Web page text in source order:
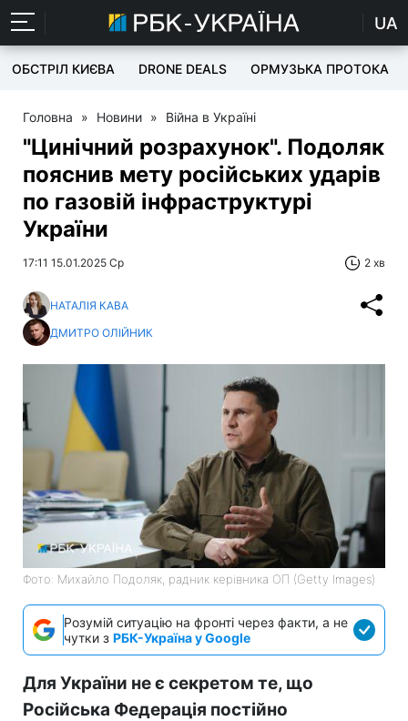
UA
ОБСТРІЛ КИЄВА DRONE DEALS ОРМУЗЬКА ПРОТОКА
Головна » Новини » Війна в Україні
"Цинічний розрахунок". Подоляк
пояснив мету російських ударів
по газовій інфраструктурі
України
17:11 15.01.2025 Ср 2 хв
НАТАЛІЯ КАВА
ДМИТРО ОЛІЙНИК
Фото: Михайло Подоляк, радник керівника ОП (Getty Images)
Розумій ситуацію на фронті через факти, а не
чутки з РБК-Україна у Google
Для України не є секретом те, що
Російська Федерація постійно